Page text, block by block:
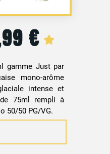
:
€.
€Le
actuel
est :
9,99 €.
gamme Just par
mono-arôme
intense et
de 75ml rempli à
50/50 PG/VG.